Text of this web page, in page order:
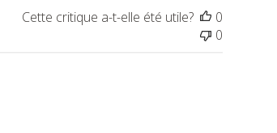
Cette critique a-t-elle été utile?
0
0